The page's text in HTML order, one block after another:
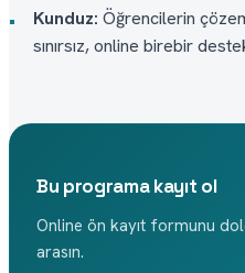
•
Kunduz: Öğrencilerin
sınırsız, online birebir
Bu programa kayıt ol
Online ön kayıt formunu
arasın.